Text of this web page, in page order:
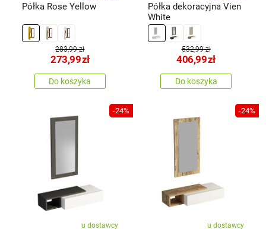
Półka Rose Yellow
283,99 zł
273,99zł
Do koszyka
Półka dekoracyjna Vien
White
532,99 zł
406,99zł
Do koszyka
-24%
u dostawcy
-24%
u dostawcy